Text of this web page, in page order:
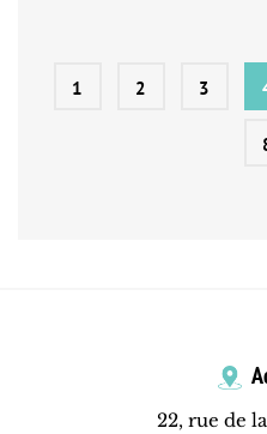
1 2 3
22, rue de